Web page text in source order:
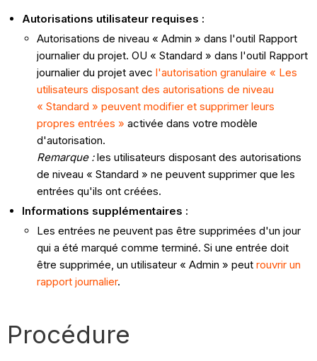
Autorisations utilisateur requises :
Autorisations de niveau « Admin » dans l'outil Rapport
journalier du projet. OU « Standard » dans l'outil Rapport
journalier du projet avecl'autorisation granulaire « Les
utilisateurs disposant des autorisations de niveau
« Standard » peuvent modifier et supprimer leurs
propres entrées » activée dans votre modèle
d'autorisation.
Remarque :les utilisateurs disposant des autorisations
de niveau « Standard » ne peuvent supprimer que les
entrées qu'ils ont créées.
Informations supplémentaires :
Les entrées ne peuvent pas être supprimées d'un jour
qui a été marqué comme terminé. Si une entrée doit
être supprimée, un utilisateur « Admin » peutrouvrir un
rapport journalier.
Procédure